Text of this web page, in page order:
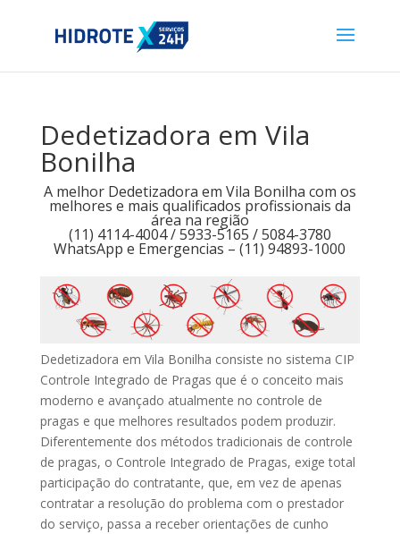
Dedetizadora em Vila
Bonilha
A melhor Dedetizadora em Vila Bonilha com os
melhores e mais qualificados profissionais da
área na região
(11) 4114-4004 / 5933-5165 / 5084-3780
WhatsApp e Emergencias – (11) 94893-1000
Dedetizadora em Vila Bonilha consiste no sistema CIP
Controle Integrado de Pragas que é o conceito mais
moderno e avançado atualmente no controle de
pragas e que melhores resultados podem produzir.
Diferentemente dos métodos tradicionais de controle
de pragas, o Controle Integrado de Pragas, exige total
participação do contratante, que, em vez de apenas
contratar a resolução do problema com o prestador
do serviço, passa a receber orientações de cunho